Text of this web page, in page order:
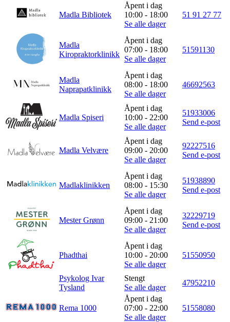
Madla Bibliotek
Åpent i dag
10:00 - 18:00
Se alle dager
51 91 27 77
Madla
Kiropraktorklinikk
Åpent i dag
07:00 - 18:00
Se alle dager
51591130
Madla
Naprapatklinikk
Åpent i dag
08:00 - 18:00
Se alle dager
46692563
Madla Spiseri
Åpent i dag
10:00 - 22:00
Se alle dager
51933006
Send e-post
Madla Velvære
Åpent i dag
09:00 - 20:00
Se alle dager
92227516
Send e-post
Madlaklinikken
Åpent i dag
08:00 - 15:30
Se alle dager
51938890
Send e-post
Mester Grønn
Åpent i dag
09:00 - 21:00
Se alle dager
32229719
Send e-post
Phadthai
Åpent i dag
10:00 - 20:00
Se alle dager
51550950
Psykolog Ivar
Tysland
Stengt
Se alle dager
47952210
Rema 1000
Åpent i dag
07:00 - 22:00
Se alle dager
51558080